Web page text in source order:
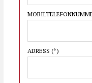
ADRESS (*)